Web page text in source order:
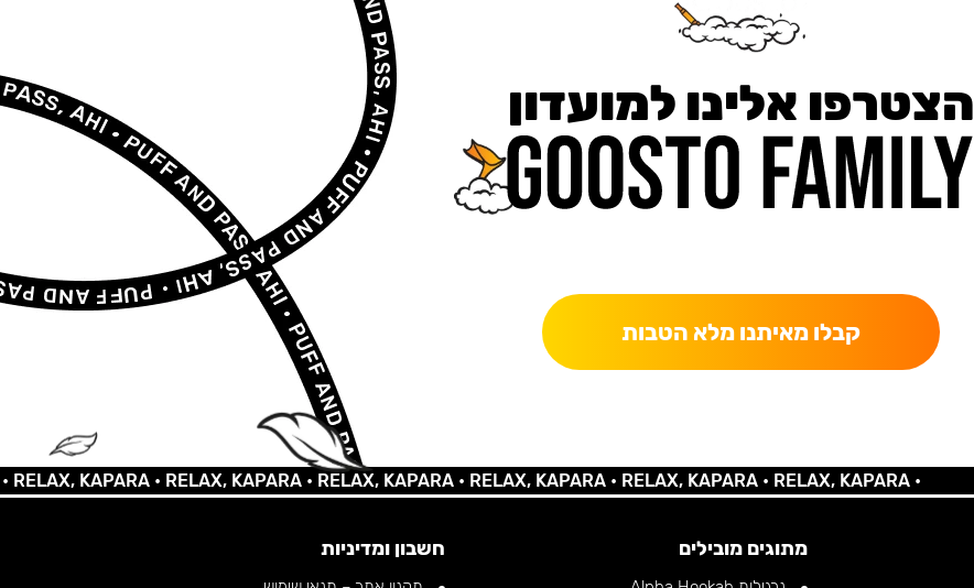
הצטרפו אלינו למועדון
קבלו מאיתנו מלא הטבות
KAPARA •RELAX, KAPARA •RELAX, KAPARA •RELAX, KAPARA •RELAX, KAPARA •RELAX, KAPARA •
מתוגים מובילים חשבון ומדיניות